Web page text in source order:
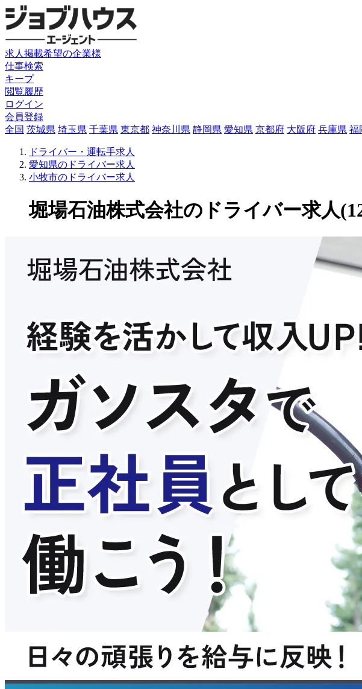
求人掲載希望の企業様
仕事検索
キープ
閲覧履歴
ログイン
会員登録
全国 茨城県 埼玉県 千葉県 東京都 神奈川県 静岡県 愛知県 京都府 大阪府 兵庫県 福
ドライバー・運転手求人
愛知県のドライバー求人
小牧市のドライバー求人
堀場石油株式会社のドライバー求人